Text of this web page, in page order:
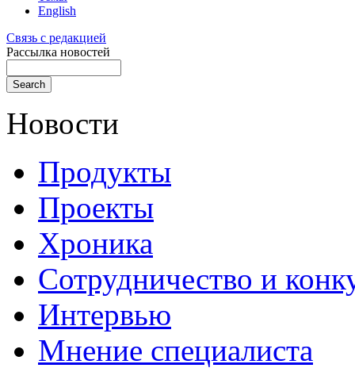
English
Связь с редакцией
Рассылка новостей
Новости
Продукты
Проекты
Хроника
Сотрудничество и
Интервью
Мнение специалиста